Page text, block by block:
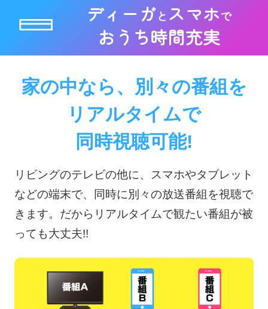
ディーガと スマホで
おうち時間充実
家の中なら、別々の番組を
リアルタイムで
同時視聴可能!
リビングのテレビの他に、スマホやタブレット
などの端末で、同時に別々の放送番組を視聴で
きます。だからリアルタイムで観たい番組が被
っても大丈夫!!